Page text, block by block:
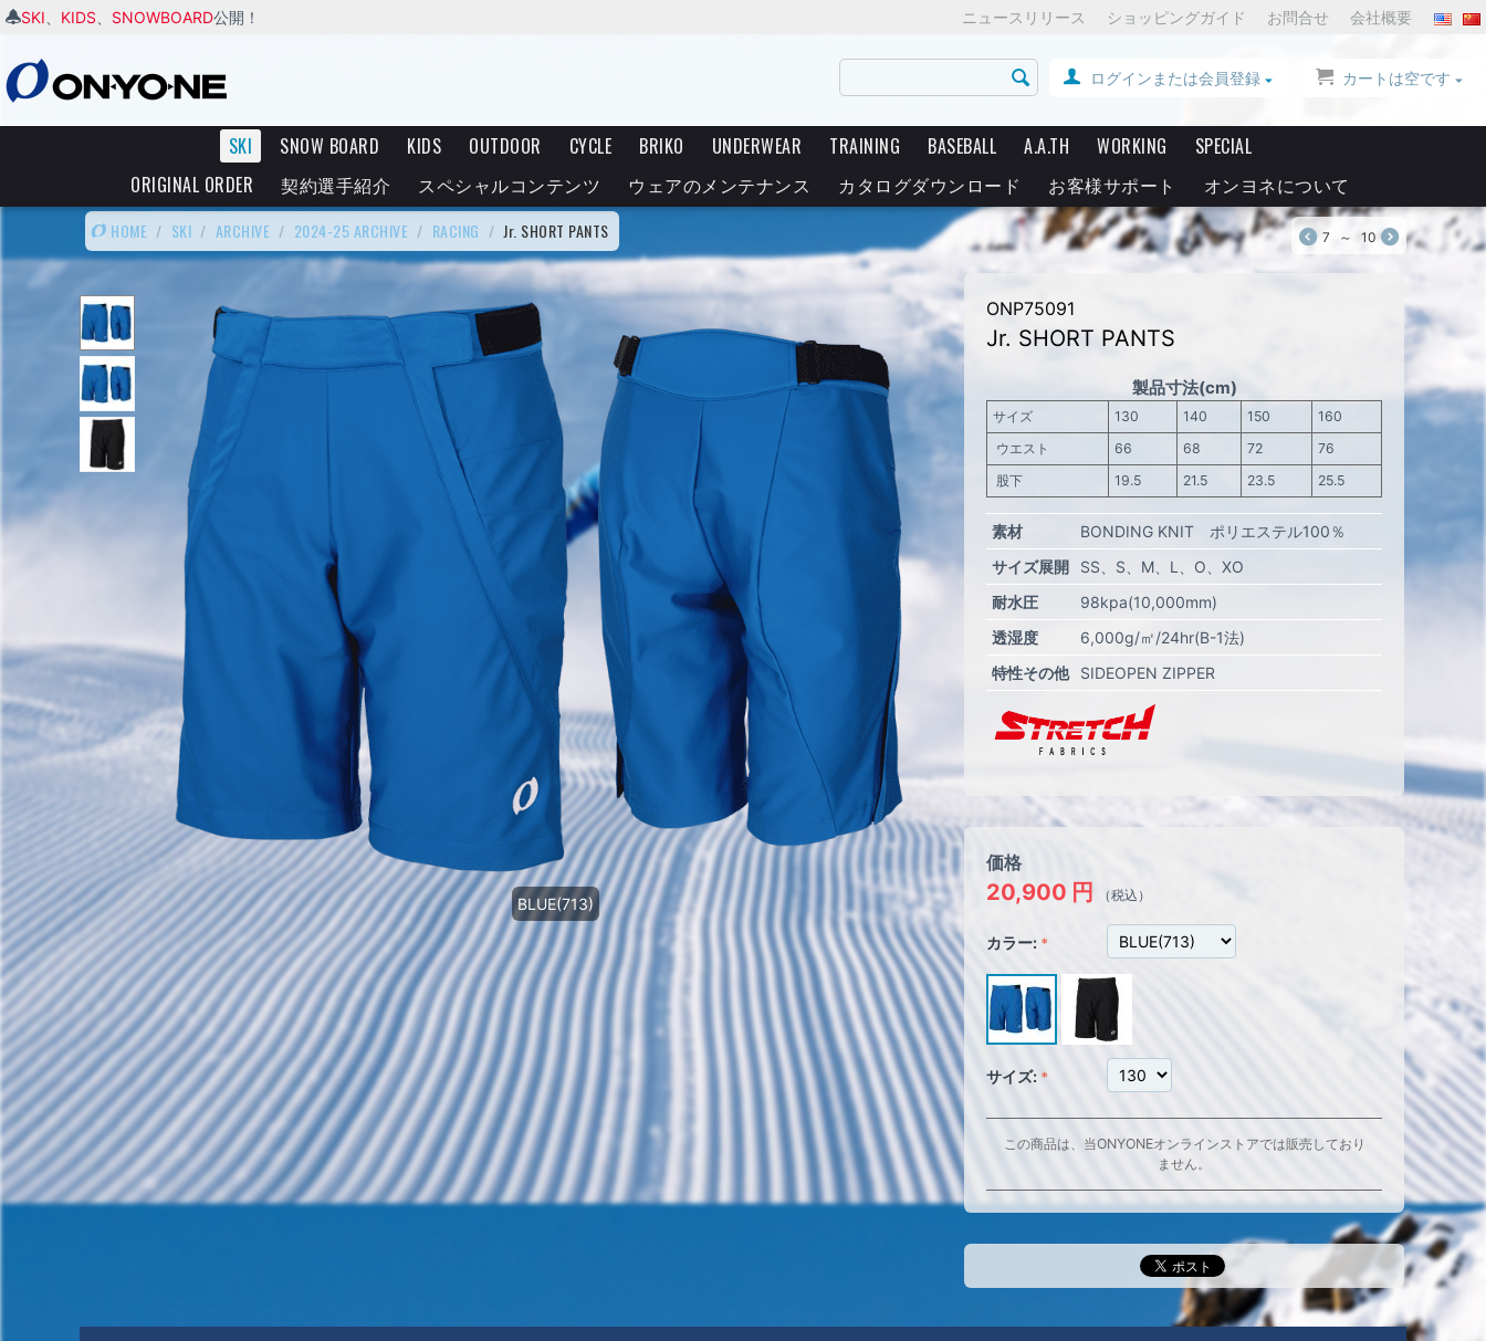
SKI KIDS SNOWBOARD公開！ ニュースリリース ショッピングガイド お問合せ 会社概要
カートは空です
ログインまたは会員登録
SKI SNOW BOARD KIDS OUTDOOR CYCLE BRIKO UNDERWEAR TRAINING BASEBALL A.A.TH WORKING
SPECIAL
ORIGINAL ORDER
契約選手紹介 スペシャルコンテンツ ウェアのメンテナンス カタログダウンロード お客様サポート オンヨネについて
HOME / SKI / ARCHIVE / 2024-25 ARCHIVE / RACING / Jr. SHORT PANTS 7 ～ 10
BLUE(713)
ONP75091
Jr. SHORT PANTS
製品寸法(cm)
サイズ 130 140 150
160
ウエスト
66 68 72
76
股下
19.5 21.5 23.5 25.5
素材
BONDING KNIT ポリエステル100％
サイズ展開
SS S M L O
XO
耐水圧
98kpa(10,000mm)
透湿度
6,000g/㎡/24hr(B-1法)
特性その他
SIDEOPEN ZIPPER
価格
20,900 円 （税込）
カラー:
サイズ:
この商品は、当ONYONEオンラインストアでは販売しており
ません。